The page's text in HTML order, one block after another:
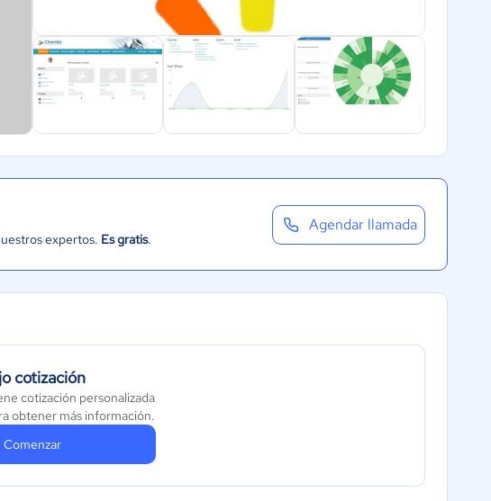
expertos. Es gratis.
Agendar llamada
cotización
cotización personalizada
obtener más información.
Comenzar